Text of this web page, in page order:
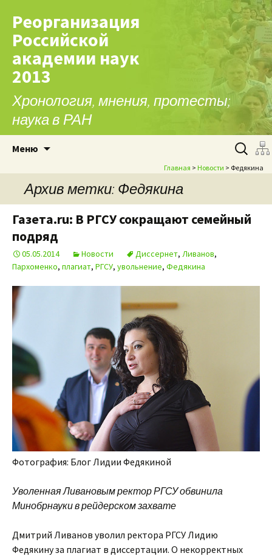
Реорганизация
Российской
академии наук
2013
Хронология, мнения, протесты;
наука в РАН
Меню Найти:
Главная > Новости > Федякина
Архив метки: Федякина
Газета.ru: В РГСУ сокращают семейный
подряд
05.05.2014 Новости Диссернет, Ливанов,
Пархоменко, плагиат, РГСУ, увольнение, Федякина
Фотография: Блог Лидии Федякиной
Уволенная Ливановым ректор РГСУ обвинила
Минобрнауки в рейдерском захвате
Дмитрий Ливанов уволил ректора РГСУ Лидию
Федякину за плагиат в диссертации. О некорректных